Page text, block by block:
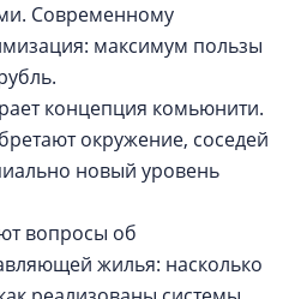
Современному
максимум пользы
концепция комьюнити.
окружение, соседей
новый уровень
вопросы об
жилья: насколько